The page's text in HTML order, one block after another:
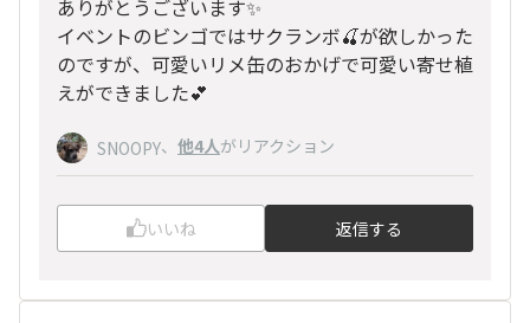
ありがとうございます✨
イベントのビンゴではサクランボ🍒が欲しかった
のですが、可愛いリメ缶のおかげで可愛い寄せ植
えができました💕
SNOOPY、 他4人がリアクション
いいね 返信する